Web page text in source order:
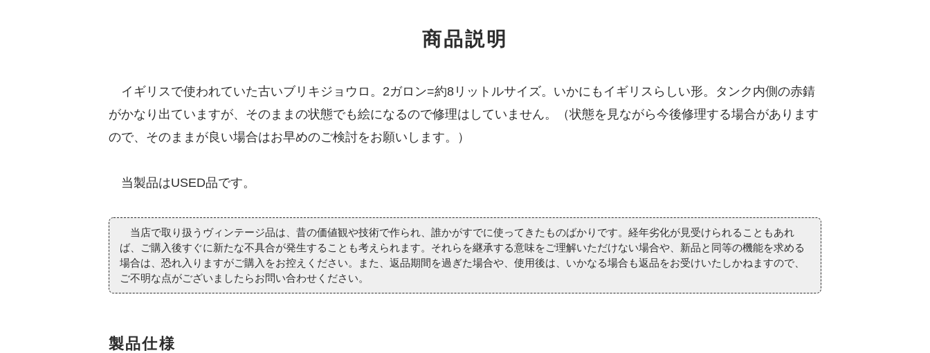
商品説明
イギリスで使われていた古いブリキジョウロ。2ガロン=約8リットルサイズ。いかにもイギリスらしい形。タンク内側の赤錆
がかなり出ていますが、そのままの状態でも絵になるので修理はしていません。（状態を見ながら今後修理する場合があります
ので、そのままが良い場合はお早めのご検討をお願いします。）
当製品はUSED品です。
当店で取り扱うヴィンテージ品は、昔の価値観や技術で作られ、誰かがすでに使ってきたものばかりです。経年劣化が見受けられることもあれ
ば、ご購入後すぐに新たな不具合が発生することも考えられます。それらを継承する意味をご理解いただけない場合や、新品と同等の機能を求める
場合は、恐れ入りますがご購入をお控えください。また、返品期間を過ぎた場合や、使用後は、いかなる場合も返品をお受けいたしかねますので、
ご不明な点がございましたらお問い合わせください。
製品仕様